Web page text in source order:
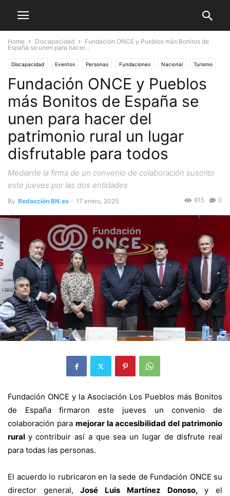
Home Discapacidad
Fundación ONCE y Pueblos más Bonitos de
España se unen para hacer...
Discapacidad Eventos Personas Fundaciones Nacional Turismo
Fundación ONCE y Pueblos
más Bonitos de España se
unen para hacer del
patrimonio rural un lugar
disfrutable para todos
Mediante la firma de un convenio de colaboración suscrito
este jueves por las dos entidades
By Redacción BN.es - 17 enero, 2025 0
615
Fundación ONCE y la Asociación Los Pueblos más Bonitos
de España firmaron este jueves un convenio de
colaboración para mejorar la accesibilidad del patrimonio
rural y contribuir así a que sea un lugar de disfrute real
para todas las personas.
El acuerdo lo rubricaron en la sede de Fundación ONCE su
director general, José Luis Martínez Donoso, y el